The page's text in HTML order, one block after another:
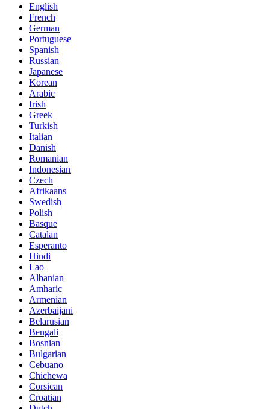
English
French
German
Portuguese
Spanish
Russian
Japanese
Korean
Arabic
Irish
Greek
Turkish
Italian
Danish
Romanian
Indonesian
Czech
Afrikaans
Swedish
Polish
Basque
Catalan
Esperanto
Hindi
Lao
Albanian
Amharic
Armenian
Azerbaijani
Belarusian
Bengali
Bosnian
Bulgarian
Cebuano
Chichewa
Corsican
Croatian